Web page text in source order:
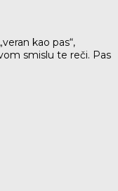
kao pas“,
smislu te reči. Pas